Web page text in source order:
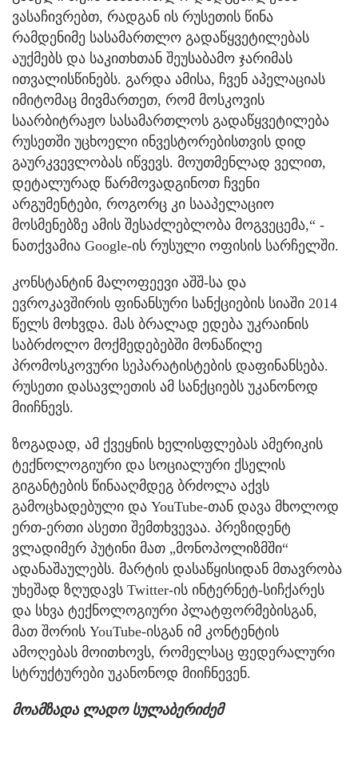
ვასაჩივრებთ, რადგან ის რუსეთის წინა
რამდენიმე სასამართლო გადაწყვეტილებას
აუქმებს და საკითხთან შეუსაბამო ჯარიმას
ითვალისწინებს. გარდა ამისა, ჩვენ აპელაციას
იმიტომაც მივმართეთ, რომ მოსკოვის
საარბიტრაჟო სასამართლოს გადაწყვეტილება
რუსეთში უცხოელი ინვესტორებისთვის დიდ
გაურკვევლობას იწვევს. მოუთმენლად ველით,
დეტალურად წარმოვადგინოთ ჩვენი
არგუმენტები, როგორც კი სააპელაციო
მოსმენებზე ამის შესაძლებლობა მოგვეცემა,“ -
ნათქვამია Google-ის რუსული ოფისის სარჩელში.
კონსტანტინ მალოფეევი აშშ-სა და
ევროკავშირის ფინანსური სანქციების სიაში 2014
წელს მოხვდა. მას ბრალად ედება უკრაინის
საბრძოლო მოქმედებებში მონაწილე
პრომოსკოვური სეპარატისტების დაფინანსება.
რუსეთი დასავლეთის ამ სანქციებს უკანონოდ
მიიჩნევს.
ზოგადად, ამ ქვეყნის ხელისფლებას ამერიკის
ტექნოლოგიური და სოციალური ქსელის
გიგანტების წინააღმდეგ ბრძოლა აქვს
გამოცხადებული და YouTube-თან დავა მხოლოდ
ერთ-ერთი ასეთი შემთხვევაა. პრეზიდენტ
ვლადიმერ პუტინი მათ „მონოპოლიზმში“
ადანაშაულებს. მარტის დასაწყისიდან მთავრობა
უხეშად ზღუდავს Twitter-ის ინტერნეტ-სიჩქარეს
და სხვა ტექნოლოგიური პლატფორმებისგან,
მათ შორის YouTube-ისგან იმ კონტენტის
ამოღებას მოითხოვს, რომელსაც ფედერალური
სტრუქტურები უკანონოდ მიიჩნევენ.
მოამზადა ლადო სულაბერიძემ